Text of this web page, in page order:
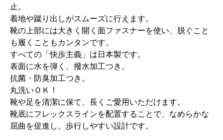
止。
着地や蹴り出しがスムーズに行えます。
靴の上部には大きく開く面ファスナーを使い、脱ぐこと
も履くこともカンタンです。
すべての「快歩主義」は日本製です。
表面に水を弾く、撥水加工つき。
抗菌・防臭加工つき。
丸洗いＯＫ！
靴や足を清潔に保て、長くご愛用いただけます。
靴底にフレックスラインを配置することで、なめらかな
屈曲を促進し、歩行しやすい設計です。